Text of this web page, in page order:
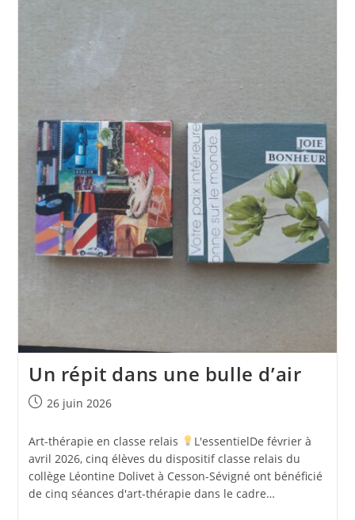
Un répit dans une bulle d’air
Publication
26 juin 2026
Art-thérapie en classe relais
L'essentielDe février à
avril 2026, cinq élèves du dispositif classe relais du
collège Léontine Dolivet à Cesson-Sévigné ont bénéficié
de cinq séances d'art-thérapie dans le cadre…